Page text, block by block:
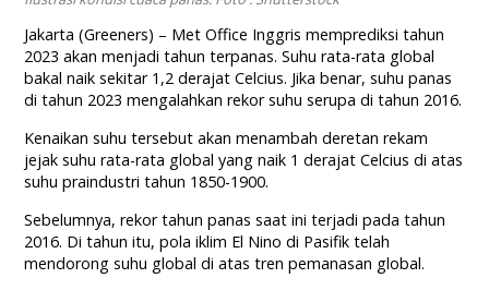
Jakarta (Greeners) – Met Office Inggris memprediksi tahun
2023 akan menjadi tahun terpanas. Suhu rata-rata global
bakal naik sekitar 1,2 derajat Celcius. Jika benar, suhu panas
di tahun 2023 mengalahkan rekor suhu serupa di tahun 2016.
Kenaikan suhu tersebut akan menambah deretan rekam
jejak suhu rata-rata global yang naik 1 derajat Celcius di atas
suhu praindustri tahun 1850-1900.
Sebelumnya, rekor tahun panas saat ini terjadi pada tahun
2016. Di tahun itu, pola iklim El Nino di Pasifik telah
mendorong suhu global di atas tren pemanasan global.